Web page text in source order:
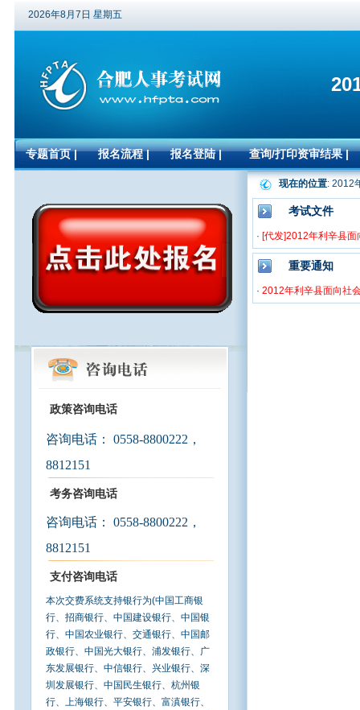
2026年8月7日 星期五
专题首页 | 报名流程 | 报名登陆| 查询/打印资审结果|
政策咨询电话
咨询电话： 0558-8800222 ，
8812151
考务咨询电话
咨询电话： 0558-8800222 ，
8812151
支付咨询电话
本次交费系统支持银行为(中国工商银
行、招商银行、中国建设银行、中国银
行、中国农业银行、交通银行、中国邮
政银行、中国光大银行、浦发银行、广
东发展银行、中信银行、兴业银行、深
圳发展银行、中国民生银行、杭州银
行、上海银行、平安银行、富滇银行、
现在的位置: 2012
考试文件
· [代发]2012年利辛县
重要通知
· 2012年利辛县面向社